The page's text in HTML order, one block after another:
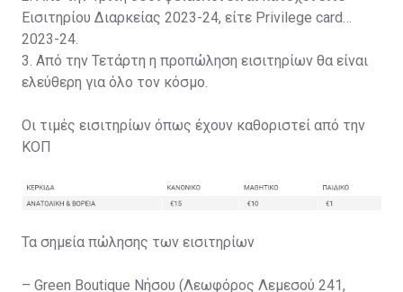
Εισιτηρίου Διαρκείας 2023-24, είτε Privilege card
2023-24.
3. Από την Τετάρτη η προπώληση εισιτηρίων θα είναι
ελεύθερη για όλο τον κόσμο.
Οι τιμές εισιτηρίων όπως έχουν καθοριστεί από την
ΚΟΠ
Τα σημεία πώλησης των εισιτηρίων
– Green Boutique Νήσου (Λεωφόρος Λεμεσού 241,